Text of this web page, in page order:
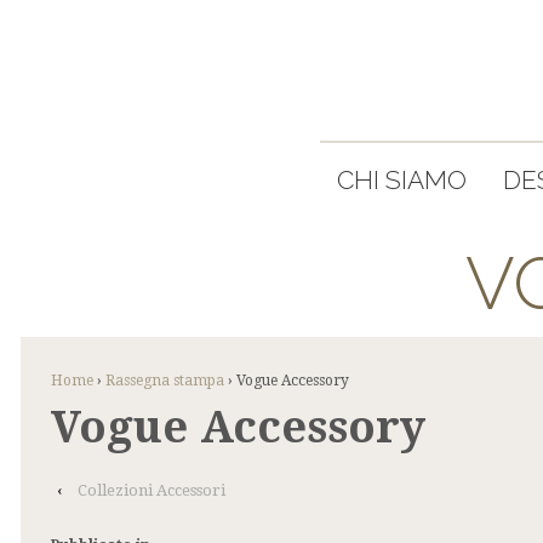
CHI SIAMO
Home › Rassegna stampa › Vogue Accessory
Vogue Accessory
‹ Collezioni Accessori